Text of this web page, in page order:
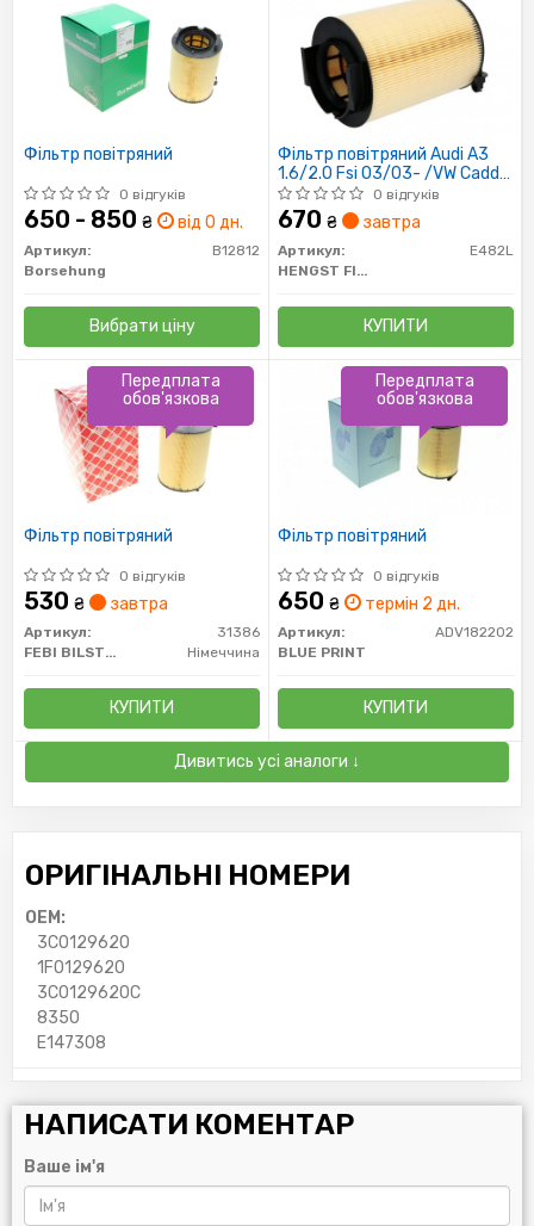
Фільтр повітряний
0 відгуків
650 - 850 ₴ від 0 дн.
Артикул:
B12812
Borsehung
Вибрати ціну
Фільтр повітряний Audi A3
1.6/2.0 Fsi 03/03- /VW Caddy
2.0Sdi /Golf V 1.6/2.0 Fsi
03/03-
0 відгуків
670 ₴ завтра
Артикул:
E482L
HENGST FILTER
КУПИТИ
Фільтр повітряний
0 відгуків
530 ₴ завтра
Артикул:
31386
FEBI BILSTEIN
Німеччина
КУПИТИ
Передплата
обов'язкова
Фільтр повітряний
0 відгуків
650 ₴ термін 2 дн.
Артикул:
ADV182202
BLUE PRINT
КУПИТИ
Передплата
обов'язкова
Дивитись усі аналоги ↓
ОРИГІНАЛЬНІ НОМЕРИ
OEM:
3C0129620
1F0129620
3C0129620C
8350
E147308
НАПИСАТИ КОМЕНТАР
Ваше ім'я